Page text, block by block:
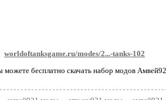
worldoftanksgame.ru/modes/2...-tanks-102
можете бесплатно скачать набор модов